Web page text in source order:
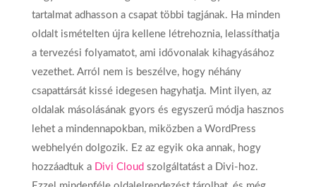
tartalmat adhasson a csapat többi tagjának. Ha minden
oldalt ismételten újra kellene létrehoznia, lelassíthatja
a tervezési folyamatot, ami idővonalak kihagyásához
vezethet. Arról nem is beszélve, hogy néhány
csapattársát kissé idegesen hagyhatja. Mint ilyen, az
oldalak másolásának gyors és egyszerű módja hasznos
lehet a mindennapokban, miközben a WordPress
webhelyén dolgozik. Ez az egyik oka annak, hogy
hozzáadtuk a Divi Cloud szolgáltatást a Divi-hoz.